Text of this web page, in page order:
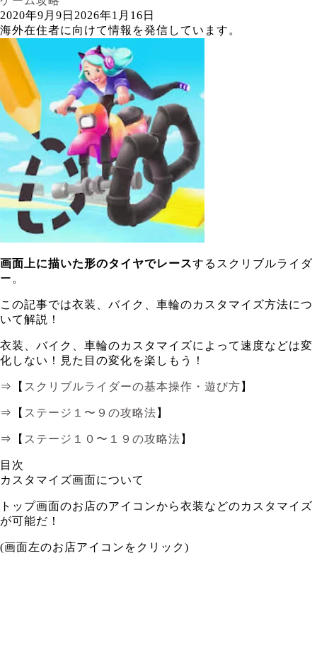
2020年9月9日 2026年1月16日
海外在住者に向けて情報を発信しています。
画面上に描いた形のタイヤでレースするスクリブルライダ
ー。
この記事では衣装、バイク、車輪のカスタマイズ方法につ
いて解説！
衣装、バイク、車輪のカスタマイズによって速度などは変
化しない！見た目の変化を楽しもう！
⇒【 スクリブルライダーの基本操作・遊び方 】
⇒【 ステージ１〜９の攻略法 】
⇒【 ステージ１０〜１９の攻略法 】
目次
カスタマイズ画面について
トップ画面のお店のアイコンから衣装などのカスタマイズ
が可能だ！
(画面左のお店アイコンをクリック)